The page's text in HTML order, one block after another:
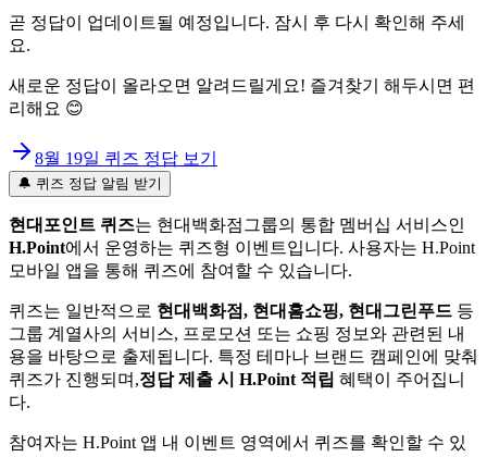
곧 정답이 업데이트될 예정입니다. 잠시 후 다시 확인해 주세
요.
새로운 정답이 올라오면 알려드릴게요! 즐겨찾기 해두시면 편
리해요 😊
8월 19일 퀴즈 정답 보기
🔔 퀴즈 정답 알림 받기
현대포인트 퀴즈는 현대백화점그룹의 통합 멤버십 서비스인
H.Point에서 운영하는 퀴즈형 이벤트입니다. 사용자는 H.Point
모바일 앱을 통해 퀴즈에 참여할 수 있습니다.
퀴즈는 일반적으로 현대백화점, 현대홈쇼핑, 현대그린푸드 등
그룹 계열사의 서비스, 프로모션 또는 쇼핑 정보와 관련된 내
용을 바탕으로 출제됩니다. 특정 테마나 브랜드 캠페인에 맞춰
퀴즈가 진행되며,정답 제출 시 H.Point 적립 혜택이 주어집니
다.
참여자는 H.Point 앱 내 이벤트 영역에서 퀴즈를 확인할 수 있